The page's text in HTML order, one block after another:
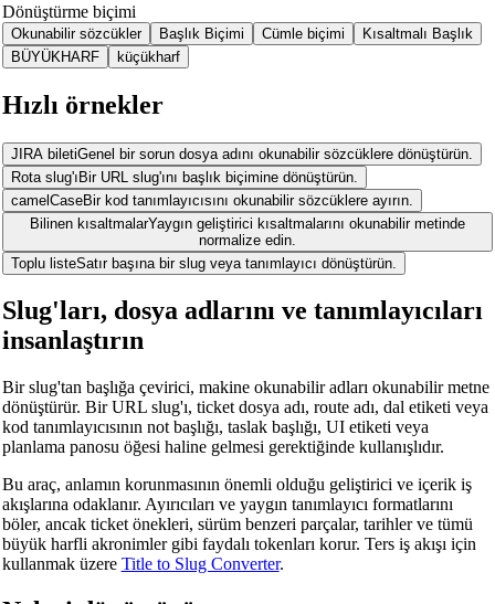
Dönüştürme biçimi
Okunabilir sözcükler Başlık Biçimi Cümle biçimi
Kısaltmalı Başlık
BÜYÜKHARF
küçükharf
Hızlı örnekler
JIRA biletiGenel bir sorun dosya adını okunabilir sözcüklere dönüştürün.
Rota slug'ıBir URL slug'ını başlık biçimine dönüştürün.
camelCaseBir kod tanımlayıcısını okunabilir sözcüklere ayırın.
Bilinen kısaltmalarYaygın geliştirici kısaltmalarını okunabilir metinde
normalize edin.
Toplu listeSatır başına bir slug veya tanımlayıcı dönüştürün.
Slug'ları, dosya adlarını ve tanımlayıcıları
insanlaştırın
Bir slug'tan başlığa çevirici, makine okunabilir adları okunabilir metne
dönüştürür. Bir URL slug'ı, ticket dosya adı, route adı, dal etiketi veya
kod tanımlayıcısının not başlığı, taslak başlığı, UI etiketi veya
planlama panosu öğesi haline gelmesi gerektiğinde kullanışlıdır.
Bu araç, anlamın korunmasının önemli olduğu geliştirici ve içerik iş
akışlarına odaklanır. Ayırıcıları ve yaygın tanımlayıcı formatlarını
böler, ancak ticket önekleri, sürüm benzeri parçalar, tarihler ve tümü
büyük harfli akronimler gibi faydalı tokenları korur. Ters iş akışı için
kullanmak üzere Title to Slug Converter.